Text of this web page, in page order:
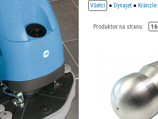
Všetci
● Dynajet ● Kränzle
Produktov na stranu: 16